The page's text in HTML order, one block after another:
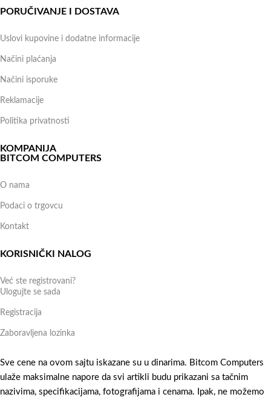
PORUČIVANJE I DOSTAVA
Uslovi kupovine i dodatne informacije
Načini plaćanja
Načini isporuke
Reklamacije
Politika privatnosti
KOMPANIJA
BITCOM COMPUTERS
O nama
Podaci o trgovcu
Kontakt
KORISNIČKI NALOG
Već ste registrovani?
Ulogujte se sada
Registracija
Zaboravljena lozinka
Sve cene na ovom sajtu iskazane su u dinarima. Bitcom Computers
ulaže maksimalne napore da svi artikli budu prikazani sa tačnim
nazivima, specifikacijama, fotografijama i cenama. Ipak, ne možemo